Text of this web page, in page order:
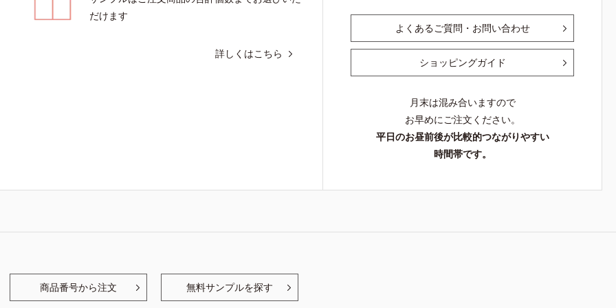
だけます
詳しくはこちら
よくあるご質問・お問い合わせ
ショッピングガイド
月末は混み合いますので
お早めにご注文ください。
平日のお昼前後が比較的つながりやすい
時間帯です。
商品番号から注文 無料サンプルを探す